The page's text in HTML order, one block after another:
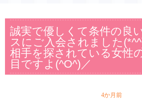
誠実で優しくて条件の良
スにご入会されました
相手を探されている女性
目ですよ(^O^)／
4か月前